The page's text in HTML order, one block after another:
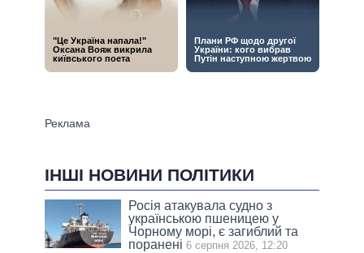
ІНШІ НОВИНИ ПОЛІТИКИ
Росія атакувала судно з
українською пшеницею у
Чорному морі, є загиблий та
поранені 6 серпня 2026, 12:20